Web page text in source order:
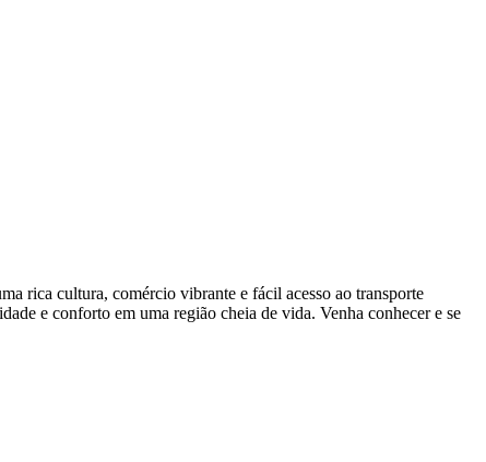
rica cultura, comércio vibrante e fácil acesso ao transporte
e conforto em uma região cheia de vida. Venha conhecer e se